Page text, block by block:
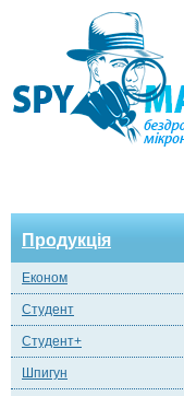
Продукція
Економ
Студент
Студент+
Шпигун